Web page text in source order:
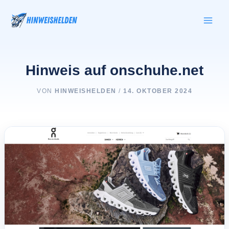
Inhalt
springen
Hinweis auf onschuhe.net
VON HINWEISHELDEN / 14. OKTOBER 2024